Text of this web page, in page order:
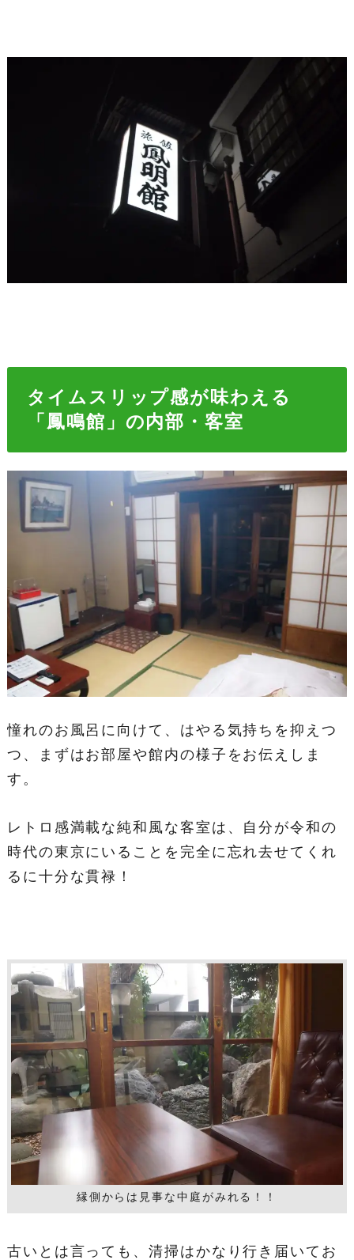
タイムスリップ感が味わえる
「鳳鳴館」の内部・客室
憧れのお風呂に向けて、はやる気持ちを抑えつ
つ、まずはお部屋や館内の様子をお伝えしま
す。
レトロ感満載な純和風な客室は、自分が令和の
時代の東京にいることを完全に忘れ去せてくれ
るに十分な貫禄！
縁側からは見事な中庭がみれる！！
古いとは言っても、清掃はかなり行き届いてお